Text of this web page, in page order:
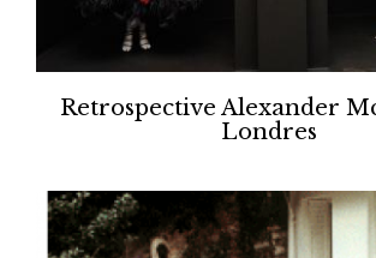
Retrospective Alexander
Londres